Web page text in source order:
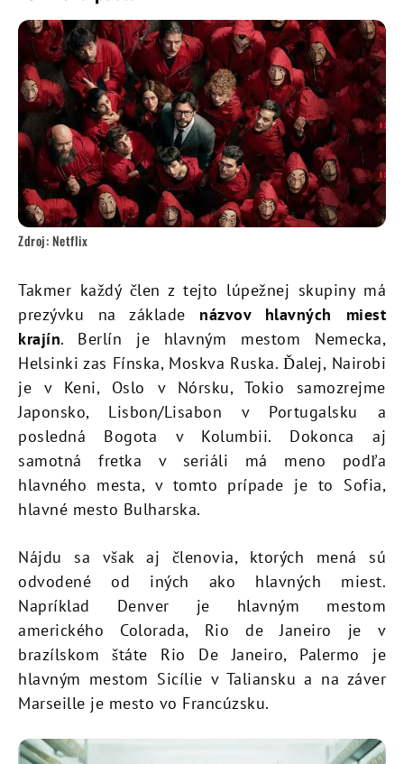
Zdroj: Netflix
Takmer každý člen z tejto lúpežnej skupiny má
prezývku na základe názvov hlavných miest
krajín. Berlín je hlavným mestom Nemecka,
Helsinki zas Fínska, Moskva Ruska. Ďalej, Nairobi
je v Keni, Oslo v Nórsku, Tokio samozrejme
Japonsko, Lisbon/Lisabon v Portugalsku a
posledná Bogota v Kolumbii. Dokonca aj
samotná fretka v seriáli má meno podľa
hlavného mesta, v tomto prípade je to Sofia,
hlavné mesto Bulharska.
Nájdu sa však aj členovia, ktorých mená sú
odvodené od iných ako hlavných miest.
Napríklad Denver je hlavným mestom
amerického Colorada, Rio de Janeiro je v
brazílskom štáte Rio De Janeiro, Palermo je
hlavným mestom Sicílie v Taliansku a na záver
Marseille je mesto vo Francúzsku.